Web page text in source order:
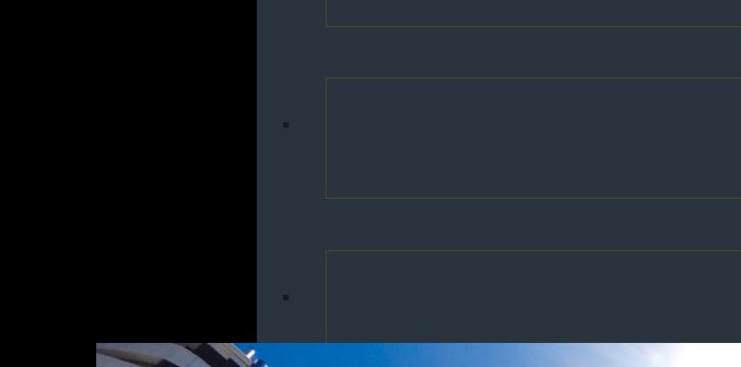
Агентство недвижимости Причал82 в Ялте